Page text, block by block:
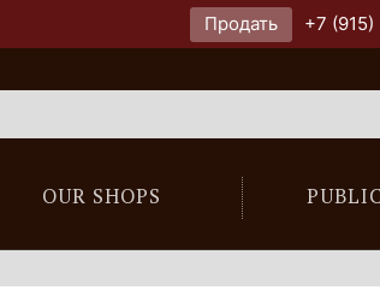
Продать +7
OUR SHOPS